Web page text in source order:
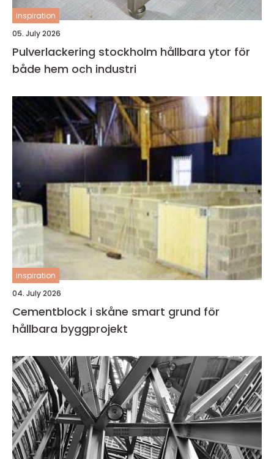
inspiration
05. July 2026
Pulverlackering stockholm hållbara ytor för
både hem och industri
inspiration
04. July 2026
Cementblock i skåne smart grund för
hållbara byggprojekt